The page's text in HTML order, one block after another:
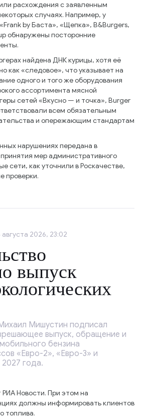
расхождения с заявленным
случаях. Например, у
by Баста», «Щепка», B&Burgers,
обнаружены посторонние
найдена ДНК курицы, хотя её
как «следовое», что указывает на
одного и того же оборудования
ассортимента мясной
сетей «Вкусно — и точка», Burger
всем обязательным
и опережающим стандартам
нарушениях передана в
мер административного
сети, как уточнили в Роскачестве,
проверки.
августа 2026, 23:02
выпуск
Мишустин подписал
выпуск, обращение и
бензина
«Евро-2», «Евро-3» и
года.
Новости. При этом на
должны информировать клиентов
топлива.